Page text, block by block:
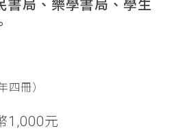
書局、樂學書局、學生
四冊）
1,000元